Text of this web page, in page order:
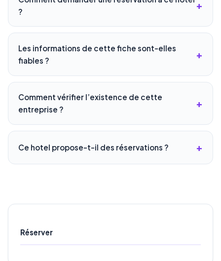
?
Les informations de cette fiche sont-elles
fiables ?
Comment vérifier l’existence de cette
entreprise ?
Ce hotel propose-t-il des réservations ?
Réserver